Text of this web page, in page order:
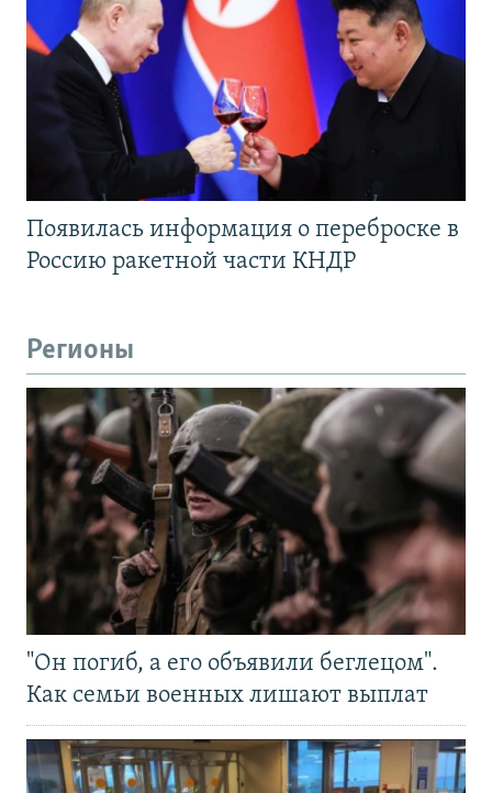
Появилась информация о переброске в
Россию ракетной части КНДР
Регионы
"Он погиб, а его объявили беглецом".
Как семьи военных лишают выплат